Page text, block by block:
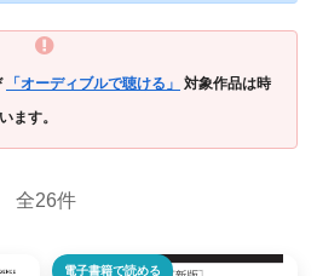
「オーディブルで聴ける」
対象作品は時
ます。
全26件
電子書籍で読める